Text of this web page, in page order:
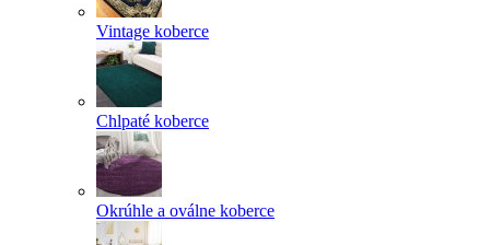
Vintage koberce
Chlpaté koberce
Okrúhle a oválne koberce